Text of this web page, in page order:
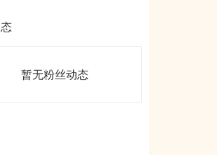
暂无粉丝动态